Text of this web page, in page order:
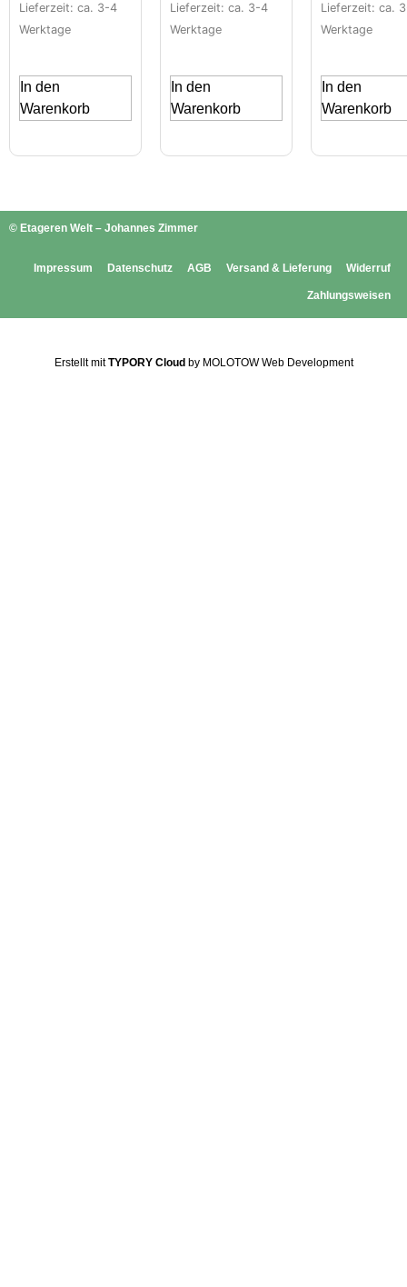
Lieferzeit: ca. 3-4
Werktage
In den
Warenkorb
Lieferzeit: ca. 3-4
Werktage
In den
Warenkorb
Lieferzeit: ca.
Werktage
In den
Warenkorb
© Etageren Welt – Johannes Zimmer
Impressum Datenschutz AGB Versand & Lieferung Widerruf
Zahlungsweisen
Erstellt mitTYPORY Cloud by MOLOTOW Web Development